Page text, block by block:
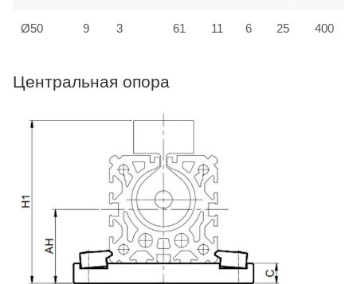
Ø50 9 3 61 11 6 25 400
Центральная опора